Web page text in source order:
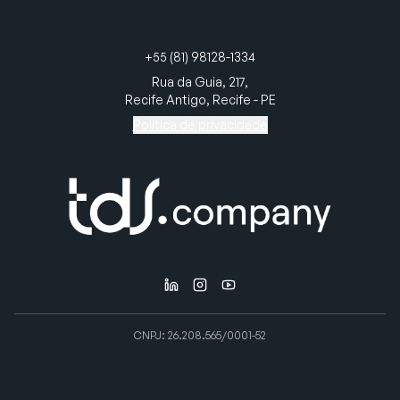
+55 (81) 98128-1334
Rua da Guia, 217,
Recife Antigo, Recife - PE
CNPJ: 26.208.565/0001-52